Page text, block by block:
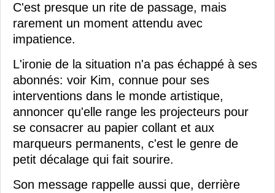
C'est presque un rite de passage, mais
rarement un moment attendu avec
impatience.
L'ironie de la situation n'a pas échappé à ses
abonnés: voir Kim, connue pour ses
interventions dans le monde artistique,
annoncer qu'elle range les projecteurs pour
se consacrer au papier collant et aux
marqueurs permanents, c'est le genre de
petit décalage qui fait sourire.
Son message rappelle aussi que, derrière